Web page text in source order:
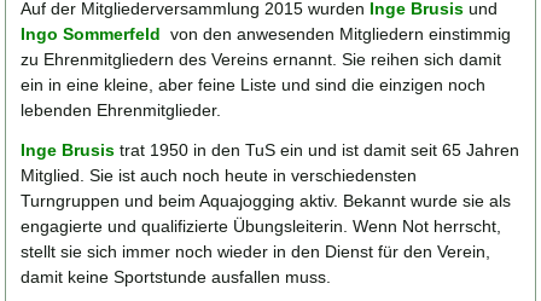
Auf der Mitgliederversammlung 2015 wurden Inge Brusis und
Ingo Sommerfeldvon den anwesenden Mitgliedern einstimmig
zu Ehrenmitgliedern des Vereins ernannt. Sie reihen sich damit
ein in eine kleine, aber feine Liste und sind die einzigen noch
lebenden Ehrenmitglieder.
Inge Brusis trat 1950 in den TuS ein und ist damit seit 65 Jahren
Mitglied. Sie ist auch noch heute in verschiedensten
Turngruppen und beim Aquajogging aktiv. Bekannt wurde sie als
engagierte und qualifizierte Übungsleiterin. Wenn Not herrscht,
stellt sie sich immer noch wieder in den Dienst für den Verein,
damit keine Sportstunde ausfallen muss.